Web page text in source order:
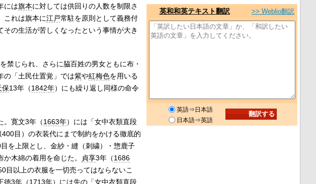
には旗本に対しては供回りの人数を制限さ
これは旗本に江戸常駐を原則として義務付
の生活が苦しくなったという事情が大き
禁じられ、さらに脇百姓の男女ともに布・
の「土民仕置覚」では紫や紅梅色を用いる
保13年（1842年）にも繰り返し同様の命令
。寛文3年（1663年）には「女中衣類直段
400目）の衣装代にまで制約をかける徹底的
を上限とし、金紗・縫（刺繍）・惣鹿子
か木綿の着用を命じた。 貞享3年（1686
目以上の衣服を一切売ってはならないこ
徳3年（1713年）には先の「女中衣類直段
英和和英テキスト翻訳 >> Weblio翻訳
英語⇒日本語
日本語⇒英語